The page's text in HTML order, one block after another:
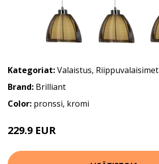
Kategoriat:Valaistus, Riippuvalaisimet
Brand: Brilliant
Color: pronssi, kromi
229.9 EUR